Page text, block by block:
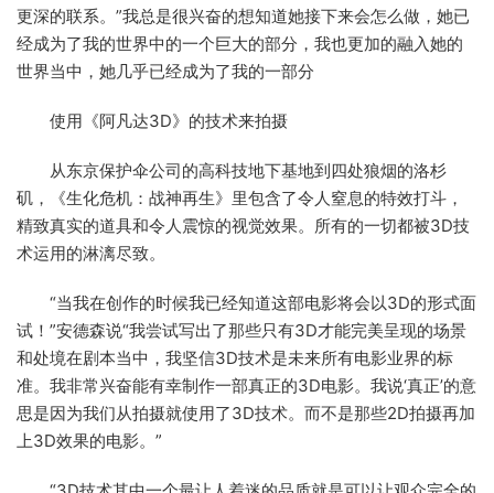
更深的联系。”我总是很兴奋的想知道她接下来会怎么做，她已
经成为了我的世界中的一个巨大的部分，我也更加的融入她的
世界当中，她几乎已经成为了我的一部分
使用《阿凡达3D》的技术来拍摄
从东京保护伞公司的高科技地下基地到四处狼烟的洛杉
矶，《生化危机：战神再生》里包含了令人窒息的特效打斗，
精致真实的道具和令人震惊的视觉效果。所有的一切都被3D技
术运用的淋漓尽致。
“当我在创作的时候我已经知道这部电影将会以3D的形式面
试！”安德森说“我尝试写出了那些只有3D才能完美呈现的场景
和处境在剧本当中，我坚信3D技术是未来所有电影业界的标
准。我非常兴奋能有幸制作一部真正的3D电影。我说‘真正’的意
思是因为我们从拍摄就使用了3D技术。而不是那些2D拍摄再加
上3D效果的电影。”